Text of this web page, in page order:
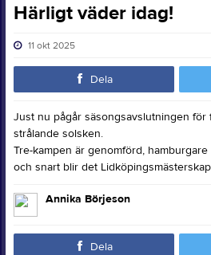
Härligt väder idag!
11 okt 2025
Dela
Just nu pågår säsongsavslutningen för
strålande solsken.
Tre-kampen är genomförd,
och snart blir det
Annika Börjeson
Dela